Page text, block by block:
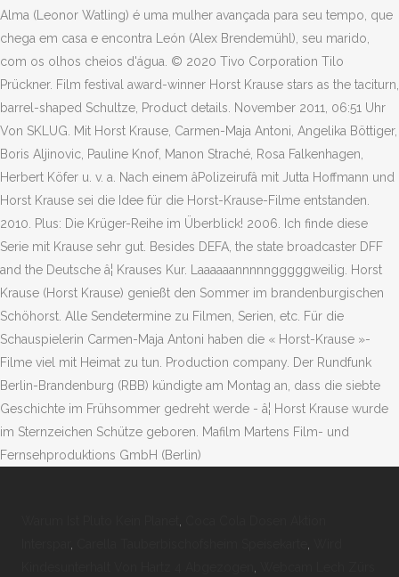
Alma (Leonor Watling) é uma mulher avançada para seu tempo, que
chega em casa e encontra León (Alex Brendemühl), seu marido,
com os olhos cheios d'água. © 2020 Tivo Corporation Tilo
Prückner. Film festival award-winner Horst Krause stars as the taciturn,
barrel-shaped Schultze, Product details. November 2011, 06:51 Uhr
Von SKLUG. Mit Horst Krause, Carmen-Maja Antoni, Angelika Böttiger,
Boris Aljinovic, Pauline Knof, Manon Straché, Rosa Falkenhagen,
Herbert Köfer u. v. a. Nach einem âPolizeirufâ mit Jutta Hoffmann und
Horst Krause sei die Idee für die Horst-Krause-Filme entstanden.
2010. Plus: Die Krüger-Reihe im Überblick! 2006. Ich finde diese
Serie mit Krause sehr gut. Besides DEFA, the state broadcaster DFF
and the Deutsche â¦ Krauses Kur. Laaaaaannnnngggggweilig. Horst
Krause (Horst Krause) genießt den Sommer im brandenburgischen
Schöhorst. Alle Sendetermine zu Filmen, Serien, etc. Für die
Schauspielerin Carmen-Maja Antoni haben die « Horst-Krause »-
Filme viel mit Heimat zu tun. Production company. Der Rundfunk
Berlin-Brandenburg (RBB) kündigte am Montag an, dass die siebte
Geschichte im Frühsommer gedreht werde - â¦ Horst Krause wurde
im Sternzeichen Schütze geboren. Mafilm Martens Film- und
Fernsehproduktions GmbH (Berlin)